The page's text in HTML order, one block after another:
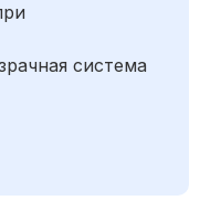
система